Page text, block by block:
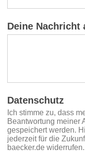
Deine Nachricht
Datenschutz
Ich stimme zu, dass
Beantwortung meiner
gespeichert werden.
jederzeit für die
baecker.de widerrufen.